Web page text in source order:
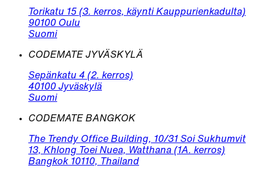
Torikatu 15 (3. kerros, käynti Kauppurienkadulta)
90100 Oulu
Suomi
CODEMATE JYVÄSKYLÄ
Sepänkatu 4 (2. kerros)
40100 Jyväskylä
Suomi
CODEMATE BANGKOK
The Trendy Office Building, 10/31 Soi Sukhumvit
13, Khlong Toei Nuea, Watthana (1A. kerros)
Bangkok 10110, Thailand